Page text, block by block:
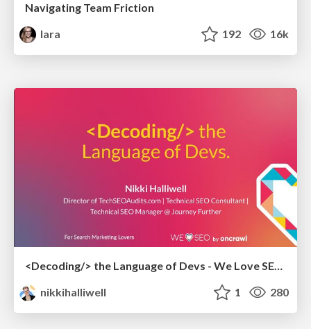
Navigating Team Friction
lara
192 16k
<Decoding/> the Language of Devs - We Love SEO 2024
nikkihalliwell
1 280